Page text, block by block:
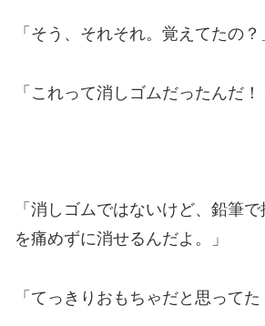
「そう、それそれ。覚えてたの？
「これって消しゴムだったんだ！
「消しゴムではないけど、鉛筆
を痛めずに消せるんだよ。」
「てっきりおもちゃだと思ってた